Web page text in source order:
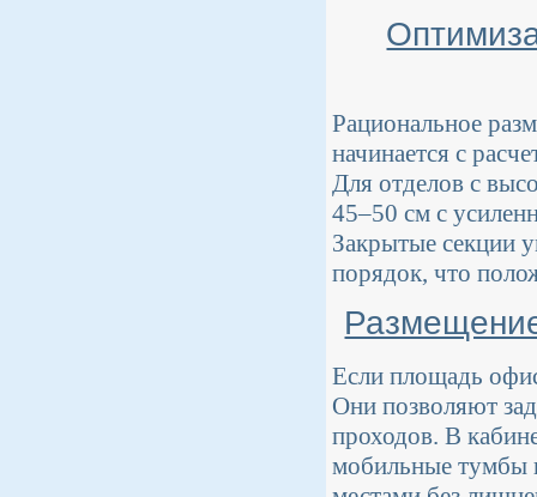
Рациональное
начинается с
Для отделов с
45–50 см с
Закрытые секции
порядок, что
Если площадь
Они позволяют
проходов. В
мобильные тумбы